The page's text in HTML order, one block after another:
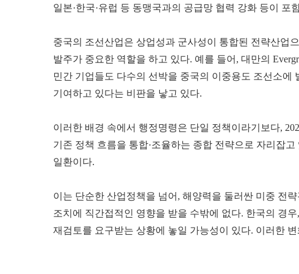
일본·한국·유럽 등 동맹국과의 공급망 협력 강화 등이 포
중국의 조선산업은 상업성과 군사성이 통합된 전략산업
발주가 중요한 역할을 하고 있다. 예를 들어, 대만의
민간 기업들도 다수의 선박을 중국의 이중용도 조선소
기여하고 있다는 비판을 낳고 있다.
이러한 배경 속에서 행정명령은 단일 정책이라기보다,
기존 정책 흐름을 통합·조율하는 종합 전략으로 자리잡
일환이다.
이는 단순한 산업정책을 넘어, 해양력을 둘러싼 미중 전
조치에 직간접적인 영향을 받을 수밖에 없다. 한국의 경
재검토를 요구받는 상황에 놓일 가능성이 있다. 이러한